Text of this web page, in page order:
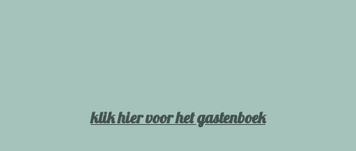
klik hier voor het gastenboek